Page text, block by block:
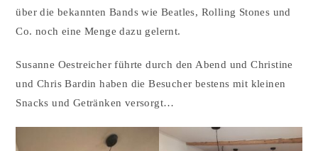
über die bekannten Bands wie Beatles, Rolling Stones und
Co. noch eine Menge dazu gelernt.
Susanne Oestreicher führte durch den Abend und Christine
und Chris Bardin haben die Besucher bestens mit kleinen
Snacks und Getränken versorgt…